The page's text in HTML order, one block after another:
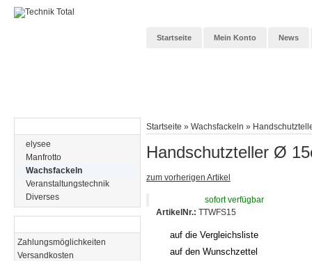
Startseite Mein Konto News
Startseite » Wachsfackeln »
Handschutzteller Ø
zum vorherigen Artikel
sofort verfügbar
ArtikelNr.: TTWFS15
auf die Vergleichsliste
auf den Wunschzettel
elysee
Manfrotto
Wachsfackeln
Veranstaltungstechnik
Diverses
Zahlungsmöglichkeiten
Versandkosten